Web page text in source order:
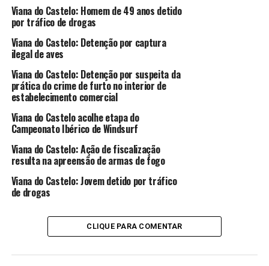
De acordo com a proposta, vai ser instalado um Centro
gerido pelo Centro Social de Lanheses, uma vez que esta
Instituição Particular de Solidariedade Social já
acompanha várias famílias nesta área de residência
através do SAD – Serviço de Apoio Domiciliário.
As instalações escolhidas para o funcionamento desta
resposta social vão ser alvo de uma reformulação total
uma vez que é necessário que obedeçam a critérios e a
condições muito específicas estipuladas pelo Instituto
de Segurança Social e da Autoridade Nacional da
Proteção Civil, sendo que a autarquia vai apoiar a criação
Centro Paroquial e Social de Lanheses.
autarquia vianense para o presente ano refere que o
Viana do Castelo: Homem de 49 anos detido
por tráfico de drogas
Viana do Castelo: Detenção por captura
ilegal de aves
Viana do Castelo: Detenção por suspeita da
prática do crime de furto no interior de
estabelecimento comercial
Viana do Castelo acolhe etapa do
Campeonato Ibérico de Windsurf
Viana do Castelo: Ação de fiscalização
resulta na apreensão de armas de fogo
Viana do Castelo: Jovem detido por tráfico
de drogas
CLIQUE PARA COMENTAR